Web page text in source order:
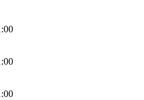
:00
:00
:00